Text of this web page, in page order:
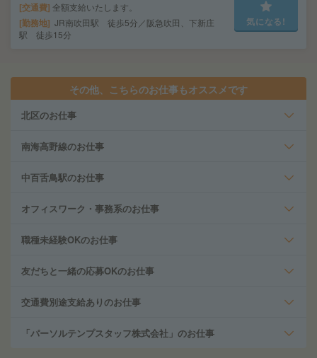
交通費 全額支給いたします。
勤務地 JR南吹田駅 徒歩5分／阪急吹田、下新庄
駅 徒歩15分
気になる!
その他、こちらのお仕事もオススメです
北区のお仕事
南海高野線のお仕事
中百舌鳥駅のお仕事
オフィスワーク・事務系のお仕事
職種未経験OKのお仕事
友だちと一緒の応募OKのお仕事
交通費別途支給ありのお仕事
「パーソルテンプスタッフ株式会社」のお仕事